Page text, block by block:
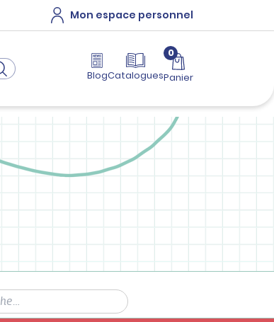
Mon espace personnel
BlogCatalogues
0
Panier